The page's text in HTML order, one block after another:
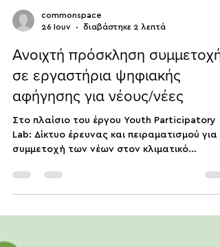
26 Ιουν
διαβάστηκε 2 λεπτά
Ανοιχτή πρόσκληση
σε εργαστήρια ψηφιακής
αφήγησης για νέους/νέες
Στο πλαίσιο του έργου Youth Participatory
συμμετοχή των νέων στον κλιματικό
σχεδιασμό των πόλεων, διοργανώνονται